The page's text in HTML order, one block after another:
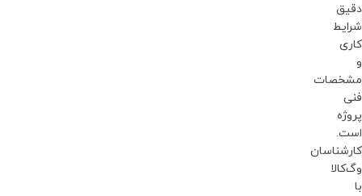
دقیق
شرایط
کاری
و
مشخصات
فنی
پروژه
است.
کارشناسان
وگ‌کالا
با